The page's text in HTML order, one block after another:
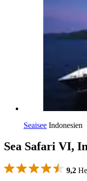
Seaisee Indonesien
Sea Safari VI,
9,2